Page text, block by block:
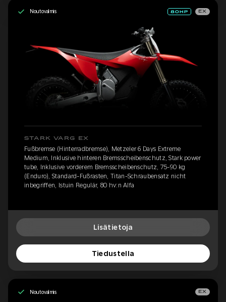
Noutovalmis EX
STARK VARG EX
Fußbremse (Hinterradbremse), Metzeler 6 Days Extreme
Medium, Inklusive hinteren Bremsscheibenschutz, Stark power
tube, Inklusive vorderem Bremsscheibenschutz, 75-90 kg
(Enduro), Standard-Fußrasten, Titan-Schraubensatz nicht
inbegriffen, Istuin Regulär, 80 hv:n Alfa
Lisätietoja
Tiedustella
Noutovalmis EX